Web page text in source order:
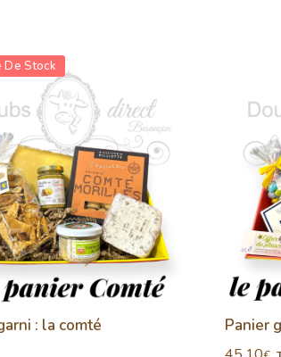
De Stock
: la comté Panier